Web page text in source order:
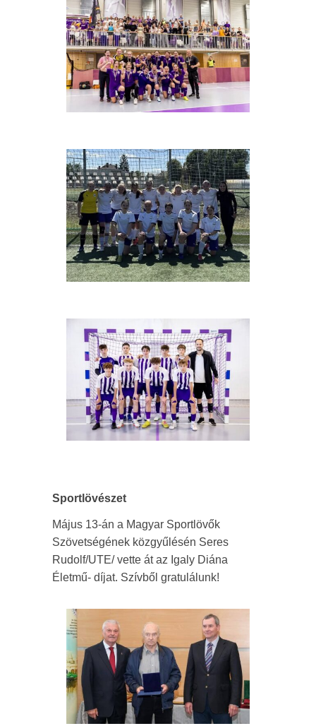
Sportlövészet
Május 13-án a Magyar Sportlövők
Szövetségének közgyűlésén Seres
Rudolf/UTE/ vette át az Igaly Diána
Életmű- díjat. Szívből gratulálunk!